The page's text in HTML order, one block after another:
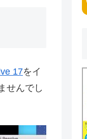
17をイ
せんでし